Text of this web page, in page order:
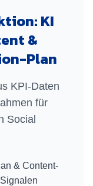
KI
&
Plan
KPI-Daten
für
Social
& Content-